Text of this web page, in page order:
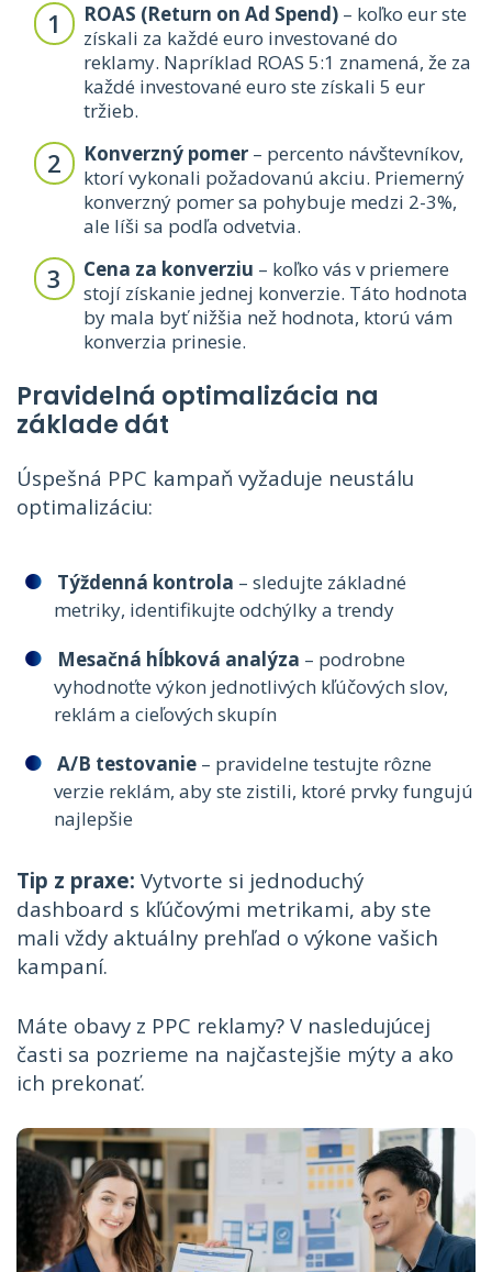
ROAS (Return on Ad Spend) – koľko eur ste
získali za každé euro investované do
reklamy. Napríklad ROAS 5:1 znamená, že za
každé investované euro ste získali 5 eur
tržieb.
Konverzný pomer – percento návštevníkov,
ktorí vykonali požadovanú akciu. Priemerný
konverzný pomer sa pohybuje medzi 2-3%,
ale líši sa podľa odvetvia.
Cena za konverziu – koľko vás v priemere
stojí získanie jednej konverzie. Táto hodnota
by mala byť nižšia než hodnota, ktorú vám
konverzia prinesie.
Pravidelná optimalizácia na
základe dát
Úspešná PPC kampaň vyžaduje neustálu
optimalizáciu:
Týždenná kontrola – sledujte základné
metriky, identifikujte odchýlky a trendy
Mesačná hĺbková analýza – podrobne
vyhodnoťte výkon jednotlivých kľúčových slov,
reklám a cieľových skupín
A/B testovanie– pravidelne testujte rôzne
verzie reklám, aby ste zistili, ktoré prvky fungujú
najlepšie
Tip z praxe: Vytvorte si jednoduchý
dashboard s kľúčovými metrikami, aby ste
mali vždy aktuálny prehľad o výkone vašich
kampaní.
Máte obavy z PPC reklamy? V nasledujúcej
časti sa pozrieme na najčastejšie mýty a ako
ich prekonať.